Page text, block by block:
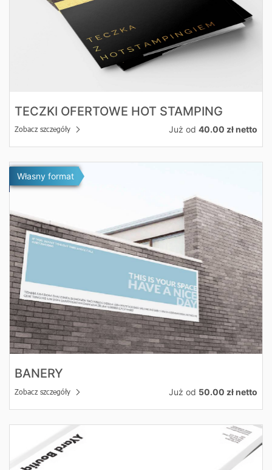
TECZKI OFERTOWE HOT STAMPING
Już od 40.00 zł netto
Zobacz szczegóły
Własny format
BANERY
Już od 50.00 zł netto
Zobacz szczegóły
Zobacz szczegóły Banery